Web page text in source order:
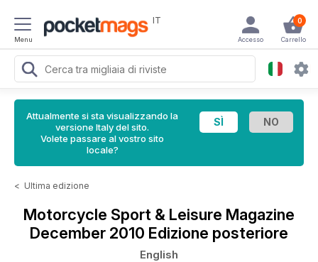
Menu
IT 0
Carrello
Accesso
Attualmente si sta visualizzando la
versione Italy del sito.
Volete passare al vostro sito
locale?
< Ultima edizione
Motorcycle Sport & Leisure Magazine
December 2010 Edizione posteriore
English